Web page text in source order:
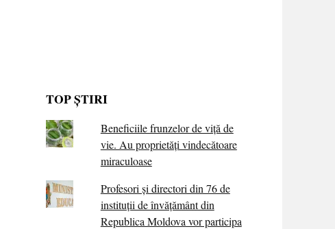
TOP ȘTIRI
Beneficiile frunzelor de viță de
vie. Au proprietăţi vindecătoare
miraculoase
Profesori și directori din 76 de
instituții de învățământ din
Republica Moldova vor participa